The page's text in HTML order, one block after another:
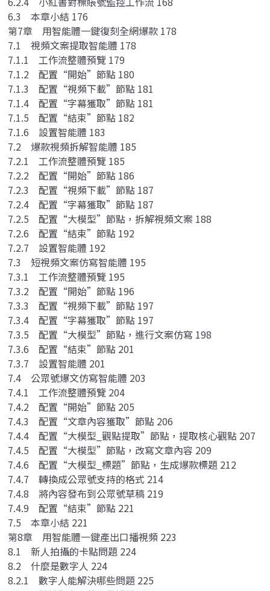
6.3 本章小結 176
第7章 用智能體一鍵復刻全網爆款 178
7.1 視頻文案提取智能體 178
7.1.1 工作流整體預覽 179
7.1.2 配置“開始”節點 180
7.1.3 配置“視頻下載”節點 181
7.1.4 配置“字幕獲取”節點 181
7.1.5 配置“結束”節點 182
7.1.6 設置智能體 183
7.2 爆款視頻拆解智能體 185
7.2.1 工作流整體預覽 185
7.2.2 配置“開始”節點 186
7.2.3 配置“視頻下載”節點 187
7.2.4 配置“字幕獲取”節點 187
7.2.5 配置“大模型”節點，拆解視頻文案 188
7.2.6 配置“結束”節點 192
7.2.7 設置智能體 192
7.3 短視頻文案仿寫智能體 195
7.3.1 工作流整體預覽 195
7.3.2 配置“開始”節點 196
7.3.3 配置“視頻下載”節點 197
7.3.4 配置“字幕獲取”節點 197
7.3.5 配置“大模型”節點，進行文案仿寫 198
7.3.6 配置“結束”節點 201
7.3.7 設置智能體 201
7.4 公眾號爆文仿寫智能體 203
7.4.1 工作流整體預覽 204
7.4.2 配置“開始”節點 205
7.4.3 配置“文章內容獲取”節點 206
7.4.4 配置“大模型_觀點提取”節點，提取核心觀點 207
7.4.5 配置“大模型”節點，改寫文章內容 209
7.4.6 配置“大模型_標題”節點，生成爆款標題 212
7.4.7 轉換成公眾號支持的格式 214
7.4.8 將內容發布到公眾號草稿 219
7.4.9 配置“結束”節點 221
7.5 本章小結 221
第8章 用智能體一鍵產出口播視頻 223
8.1 新人拍攝的卡點問題 224
8.2 什麼是數字人 224
8.2.1 數字人能解決哪些問題 225